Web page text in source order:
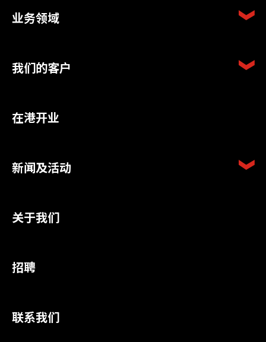
业务领域
我们的客户
在港开业
新闻及活动
关于我们
招聘
联系我们